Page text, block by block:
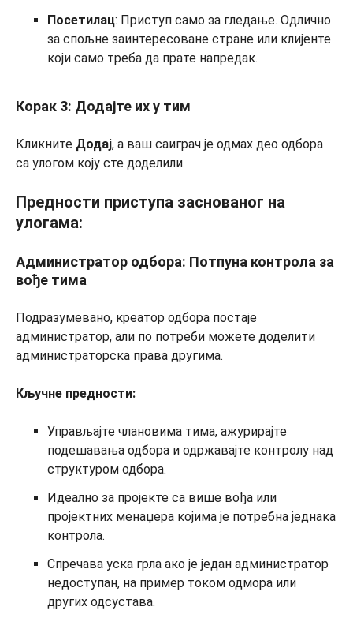
Посетилац: Приступ само за гледање. Одлично
за спољне заинтересоване стране или клијенте
који само треба да прате напредак.
Корак 3: Додајте их у тим
Кликните Додај, а ваш саиграч је одмах део одбора
са улогом коју сте доделили.
Предности приступа заснованог на
улогама:
Администратор одбора: Потпуна контрола за
вође тима
Подразумевано, креатор одбора постаје
администратор, али по потреби можете доделити
администраторска права другима.
Кључне предности:
Управљајте члановима тима, ажурирајте
подешавања одбора и одржавајте контролу над
структуром одбора.
Идеално за пројекте са више вођа или
пројектних менаџера којима је потребна једнака
контрола.
Спречава уска грла ако је један администратор
недоступан, на пример током одмора или
других одсустава.